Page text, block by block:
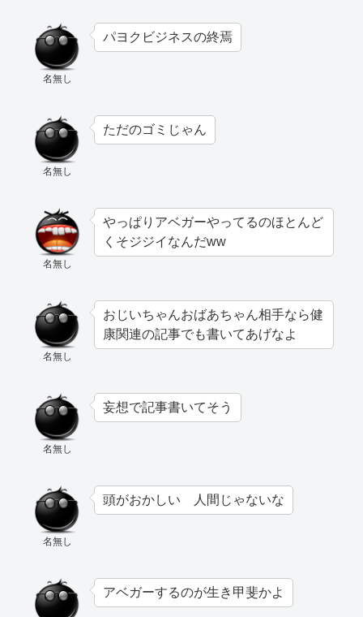
名無し
パヨクビジネスの終焉
名無し
ただのゴミじゃん
名無し
やっぱりアベガーやってるのほとんど
くそジジイなんだww
名無し
おじいちゃんおばあちゃん相手なら健
康関連の記事でも書いてあげなよ
名無し
妄想で記事書いてそう
名無し
頭がおかしい 人間じゃないな
アベガーするのが生き甲斐かよ